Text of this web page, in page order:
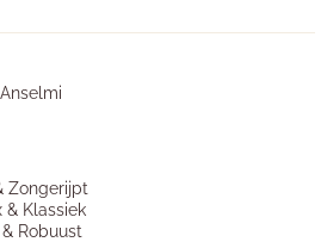
Zongerijpt
& Klassiek
Robuust